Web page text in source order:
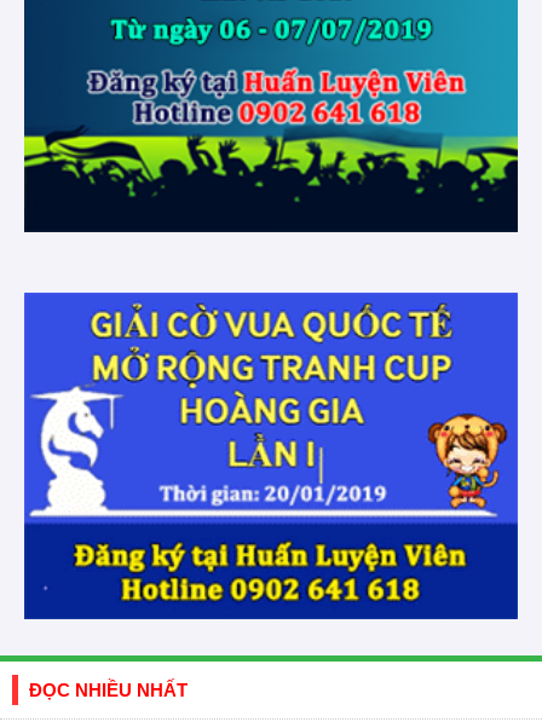
ĐỌC NHIỀU NHẤT